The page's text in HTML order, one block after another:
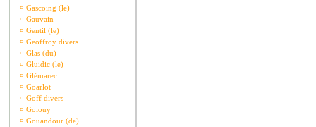
¤ Gascoing (le)
¤ Gauvain
¤ Gentil (le)
¤ Geoffroy divers
¤ Glas (du)
¤ Gluidic (le)
¤ Glémarec
¤ Goarlot
¤ Goff divers
¤ Golouy
¤ Gouandour (de)